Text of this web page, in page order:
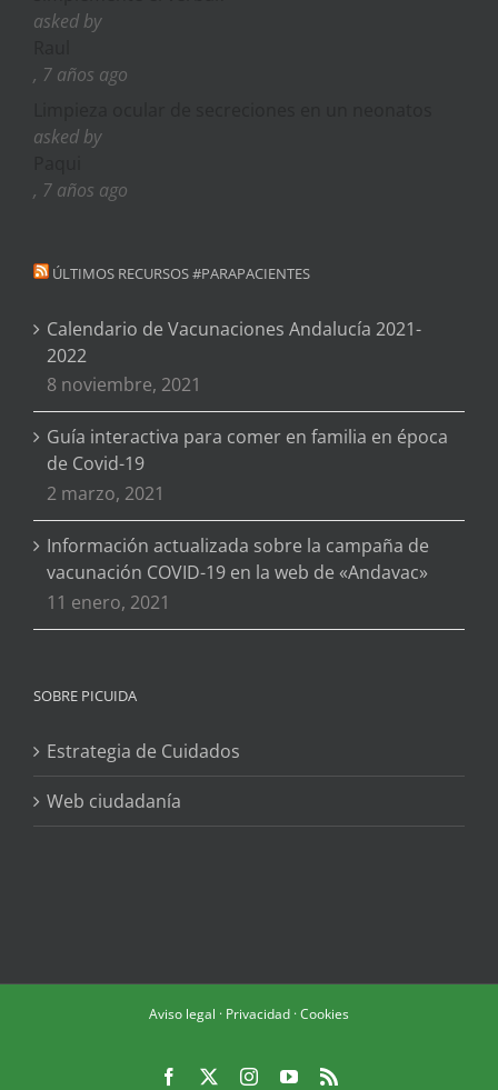
asked by
, 7 años ago
asked by
, 7 años ago
ÚLTIMOS RECURSOS #PARAPACIENTES
Calendario de Vacunaciones Andalucía 2021-
2022
8 noviembre, 2021
Guía interactiva para comer en familia en época
de Covid-19
2 marzo, 2021
Información actualizada sobre la campaña de
vacunación COVID-19 en la web de «Andavac»
11 enero, 2021
SOBRE PICUIDA
Estrategia de Cuidados
Web ciudadanía
Aviso legal · Privacidad ·Cookies
Facebook InstagramYouTube